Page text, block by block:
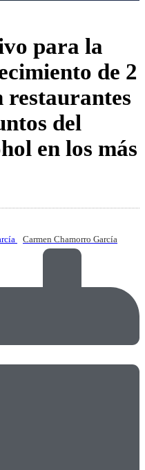
para la
de 2
restaurantes
del
en los más
Carmen Chamorro García